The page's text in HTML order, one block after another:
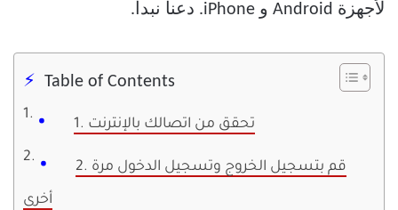
لأجهزة Android و iPhone. دعنا نبدأ.
Table of Contents
1. تحقق من اتصالك بالإنترنت
2. قم بتسجيل الخروج وتسجيل الدخول مرة
أخرى